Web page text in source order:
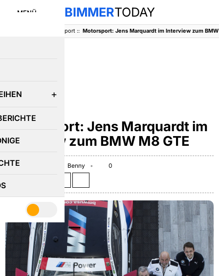
MENÜ BIMMERTODAY
Motorsport:: Motorsport: Jens Marquardt im Interview zum BMW
Motorsport: Jens Marquardt im
Interview zum BMW M8 GTE
January 25, 2018 Benny
0